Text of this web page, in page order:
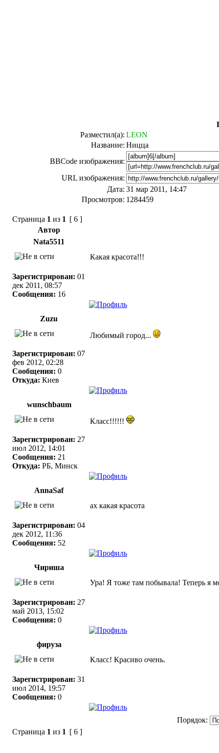
Разместил(а): LEON
Название: Ницца
BBCode изображения:
URL изображения:
Дата: 31 мар 2011, 14:47
Просмотров: 1284459
Страница 1 из 1 [ 6 ]
Автор
Nata5511
Зарегистрирован: 01
дек 2011, 08:57
Сообщения: 16
Какая красота!!!
Zuzu
Зарегистрирован: 07
фев 2012, 02:28
Сообщения: 0
Откуда: Киев
Любимый город...
wunschbaum
Зарегистрирован: 27
июл 2012, 14:01
Сообщения: 21
Откуда: РБ, Минск
Класс!!!!!!
AnnaSaf
Зарегистрирован: 04
дек 2012, 11:36
Сообщения: 52
ах какая красота
Чириша
Зарегистрирован: 27
май 2013, 15:02
Сообщения: 0
Ура! Я тоже там побывала! Теперь я
фируза
Зарегистрирован: 31
июл 2014, 19:57
Сообщения: 0
Класс! Красиво очень.
Порядок:
Страница 1 из 1 [ 6 ]